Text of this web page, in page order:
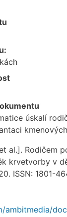
úskalí
al.]. Rodičem
krvetvorby v
ISSN: 1801-
ambitmedia/